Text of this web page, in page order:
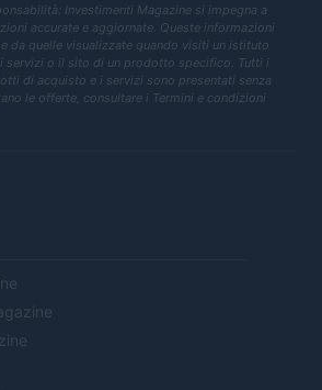
Investimenti Magazine si impegna a
accurate e aggiornate. Queste informazioni
da quelle visualizzate quando visiti un istituto
servizi o il sito di un prodotto specifico. Tutti i
di acquisto e i servizi sono presentati senza
le offerte, consultare i Termini e condizioni